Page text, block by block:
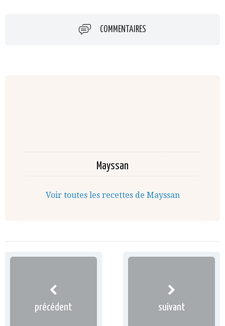
COMMENTAIRES
Mayssan
Voir toutes les recettes de Mayssan
précédent suivant